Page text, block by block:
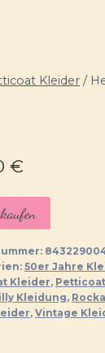
Kleider /
€
50er Jahre
Kleider,
Kleidung,
, Vintage